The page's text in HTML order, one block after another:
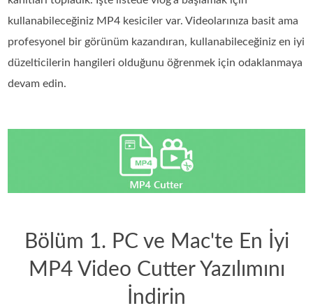
kullanabileceğiniz MP4 kesiciler var. Videolarınıza basit ama
profesyonel bir görünüm kazandıran, kullanabileceğiniz en iyi
düzelticilerin hangileri olduğunu öğrenmek için odaklanmaya
devam edin.
Bölüm 1. PC ve Mac'te En İyi
MP4 Video Cutter Yazılımını
İndirin